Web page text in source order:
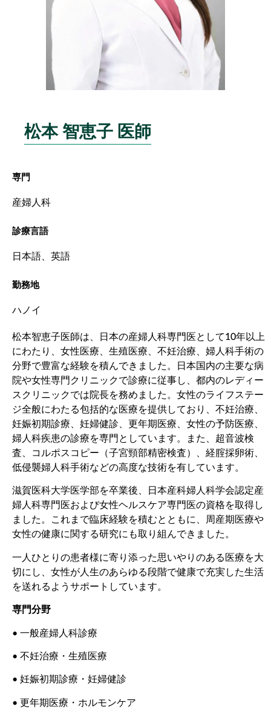
松本 智恵子 医師
専門
産婦人科
診療言語
日本語、英語
勤務地
ハノイ
松本智恵子医師は、日本の産婦人科専門医として10年以上
にわたり、女性医療、生殖医療、不妊治療、婦人科手術の
分野で豊富な経験を積んできました。日本国内の主要な病
院や女性専門クリニックで診療に従事し、都内のレディー
スクリニックでは院長を務めました。女性のライフステー
ジ全般にわたる包括的な医療を提供しており、不妊治療、
妊娠初期診療、妊婦健診、更年期医療、女性の予防医療、
婦人科疾患の診療を専門としています。また、超音波検
査、コルポスコピー（子宮頸部精密検査）、経腟採卵術、
低侵襲婦人科手術などの高度な技術を有しています。
滋賀医科大学医学部を卒業後、日本産科婦人科学会認定産
婦人科専門医および女性ヘルスケア専門医の資格を取得し
ました。これまで臨床経験を積むとともに、周産期医療や
女性の健康に関する研究にも取り組んできました。
一人ひとりの患者様に寄り添った思いやりのある医療を大
切にし、女性が人生のあらゆる段階で健康で充実した生活
を送れるようサポートしています。
専門分野
• 一般産婦人科診療
• 不妊治療・生殖医療
• 妊娠初期診療・妊婦健診
• 更年期医療・ホルモンケア